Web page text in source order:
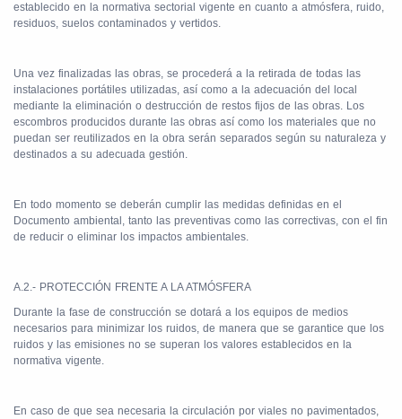
establecido en la normativa sectorial vigente en cuanto a atmósfera, ruido,
residuos, suelos contaminados y vertidos.
Una vez finalizadas las obras, se procederá a la retirada de todas las
instalaciones portátiles utilizadas, así como a la adecuación del local
mediante la eliminación o destrucción de restos fijos de las obras. Los
escombros producidos durante las obras así como los materiales que no
puedan ser reutilizados en la obra serán separados según su naturaleza y
destinados a su adecuada gestión.
En todo momento se deberán cumplir las medidas definidas en el
Documento ambiental, tanto las preventivas como las correctivas, con el fin
de reducir o eliminar los impactos ambientales.
A.2.- PROTECCIÓN FRENTE A LA ATMÓSFERA
Durante la fase de construcción se dotará a los equipos de medios
necesarios para minimizar los ruidos, de manera que se garantice que los
ruidos y las emisiones no se superan los valores establecidos en la
normativa vigente.
En caso de que sea necesaria la circulación por viales no pavimentados,